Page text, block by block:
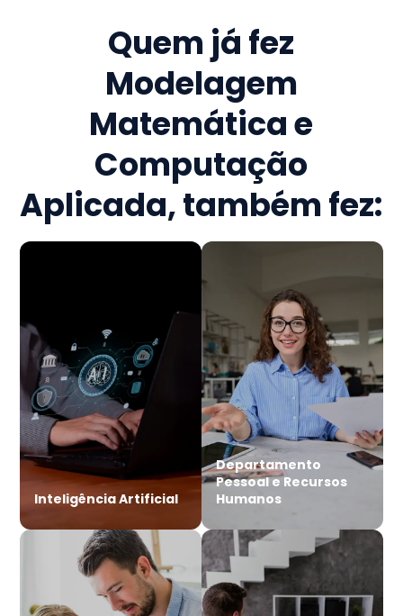
Quem já fez
Modelagem
Matemática e
Computação
Aplicada, também fez:
Inteligência Artificial
Departamento
Pessoal e Recursos
Humanos